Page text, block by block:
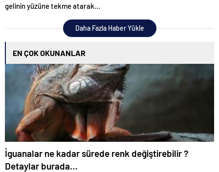
gelinin yüzüne tekme atarak
Daha Fazla Haber Yükle
EN ÇOK OKUNANLAR
İguanalar ne kadar sürede renk değiştirebilir ?
Detaylar burada…